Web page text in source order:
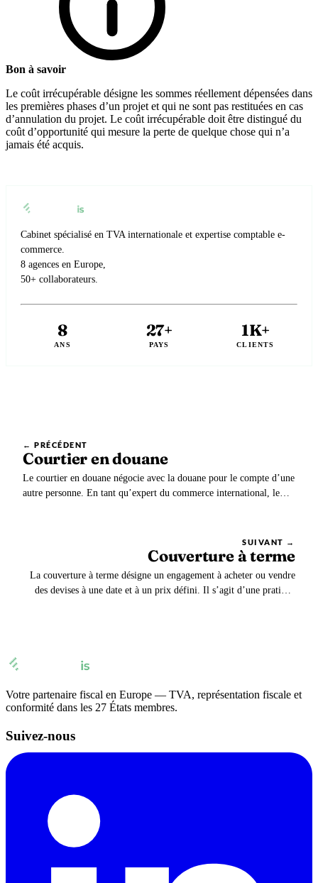
Bon à savoir
Le coût irrécupérable désigne les sommes réellement dépensées dans
les premières phases d’un projet et qui ne sont pas restituées en cas
d’annulation du projet. Le coût irrécupérable doit être distingué du
coût d’opportunité qui mesure la perte de quelque chose qui n’a
jamais été acquis.
Cabinet spécialisé en TVA internationale et expertise comptable e-
commerce.
8 agences en Europe,
50+ collaborateurs.
8
ANS
27+
PAYS
1K+
CLIENTS
← PRÉCÉDENT
Courtier en douane
Le courtier en douane négocie avec la douane pour le compte d’une
autre personne. En tant qu’expert du commerce international, le
SUIVANT →
Couverture à terme
La couverture à terme désigne un engagement à acheter ou vendre
des devises à une date et à un prix défini. Il s’agit d’une pratique
Votre partenaire fiscal en Europe — TVA, représentation fiscale et
conformité dans les 27 États membres.
Suivez-nous